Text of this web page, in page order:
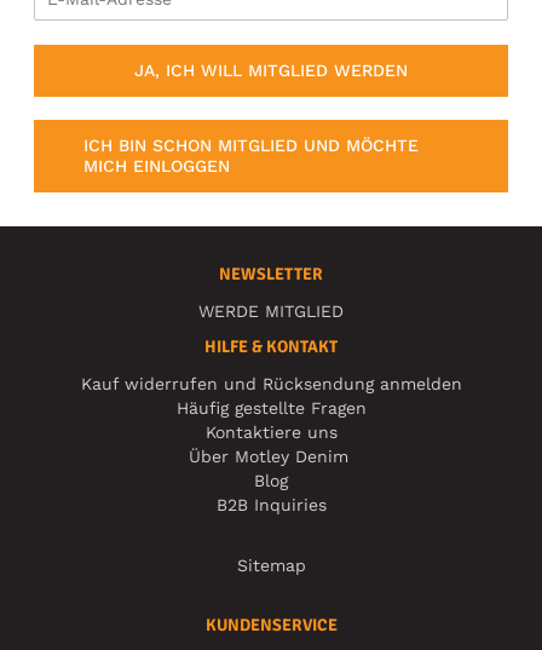
JA, ICH WILL MITGLIED WERDEN
ICH BIN SCHON MITGLIED UND MÖCHTE
MICH EINLOGGEN
NEWSLETTER
WERDE MITGLIED
HILFE & KONTAKT
Kauf widerrufen und Rücksendung anmelden
Häufig gestellte Fragen
Kontaktiere uns
Über Motley Denim
Blog
B2B Inquiries
Sitemap
KUNDENSERVICE